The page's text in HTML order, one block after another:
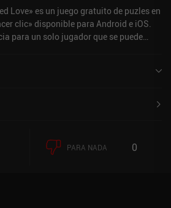
Love» es un juego gratuito de puzles en
clic» disponible para Android e iOS.
para un solo jugador que se puede
de 4,6 sobre 5,0 en Google Play y
PARA NADA 0